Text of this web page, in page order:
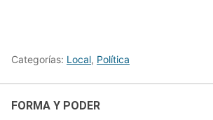
Categorías: Local, Política
FORMA Y PODER